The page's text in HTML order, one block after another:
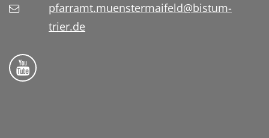
pfarramt.muenstermaifeld@bistum-
trier.de
Folge uns auf YouTube